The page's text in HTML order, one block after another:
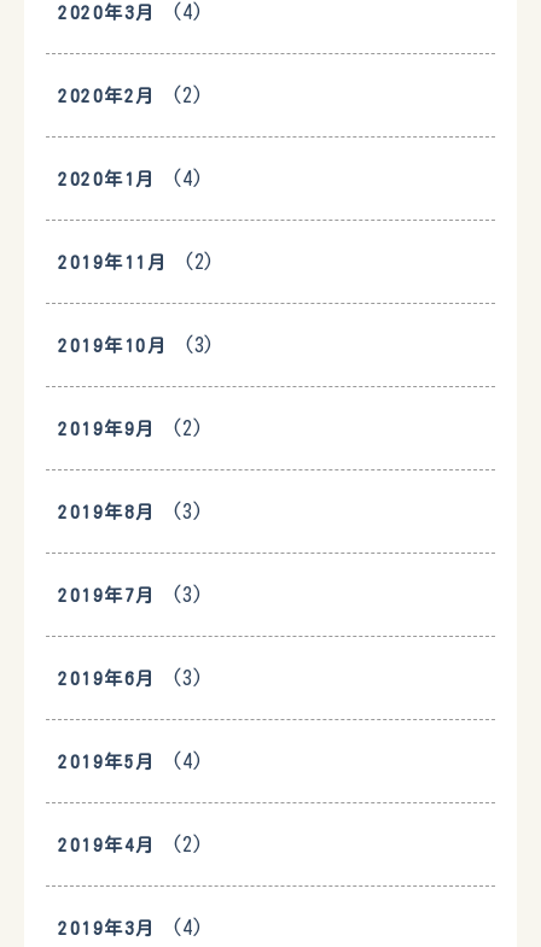
2020年3月 (4)
2020年2月 (2)
2020年1月 (4)
2019年11月 (2)
2019年10月 (3)
2019年9月 (2)
2019年8月 (3)
2019年7月 (3)
2019年6月 (3)
2019年5月 (4)
2019年4月 (2)
2019年3月 (4)